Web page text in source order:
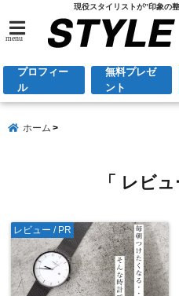
現役スタイリストが”印象の
menu
プロフィー
ル
無料プレゼ
ント
ホーム
「 レビ
レビュー / PR